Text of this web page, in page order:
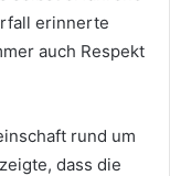
erinnerte
auch Respekt
rund um
dass die